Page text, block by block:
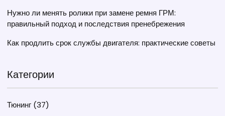
Нужно ли менять ролики при замене ремня ГРМ:
правильный подход и последствия пренебрежения
Как продлить срок службы двигателя: практические советы
Категории
Тюнинг (37)